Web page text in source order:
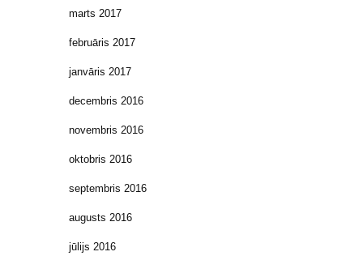
marts 2017
februāris 2017
janvāris 2017
decembris 2016
novembris 2016
oktobris 2016
septembris 2016
augusts 2016
jūlijs 2016